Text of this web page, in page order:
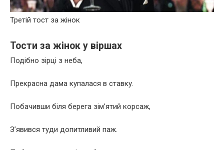
Третій тост за жінок
Тости за жінок у віршах
Подібно зірці з неба,
Прекрасна дама купалася в ставку.
Побачивши біля берега зім’ятий корсаж,
З’явився туди допитливий паж.